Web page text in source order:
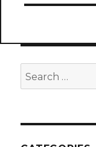
Search
for: